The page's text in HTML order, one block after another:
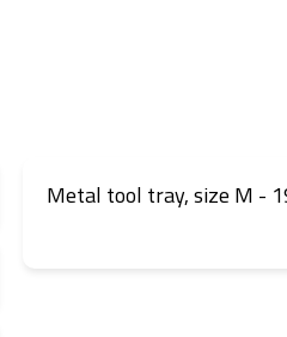
Metal tool tray, size M -